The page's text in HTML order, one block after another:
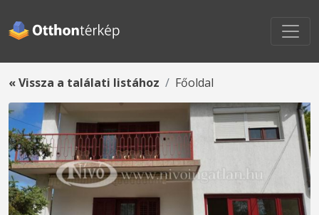
« Vissza a találati listához Főoldal